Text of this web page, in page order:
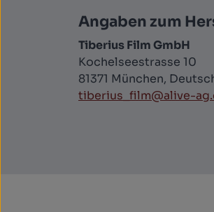
Angaben zum
Tiberius Film GmbH
Kochelseestrasse 10
81371 München,
tiberius_film@alive-